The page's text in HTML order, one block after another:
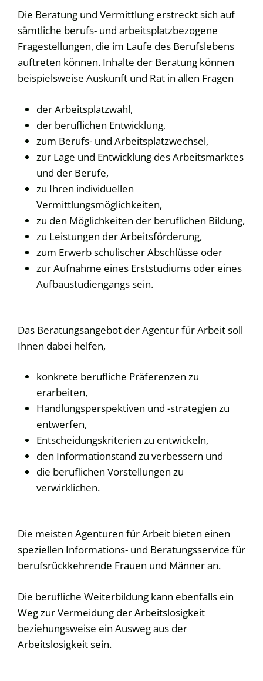
Die Beratung und Vermittlung erstreckt sich auf
sämtliche berufs- und arbeitsplatzbezogene
Fragestellungen, die im Laufe des Berufslebens
auftreten können. Inhalte der Beratung können
beispielsweise Auskunft und Rat in allen Fragen
der Arbeitsplatzwahl,
der beruflichen Entwicklung,
zum Berufs- und Arbeitsplatzwechsel,
zur Lage und Entwicklung des Arbeitsmarktes
und der Berufe,
zu Ihren individuellen
Vermittlungsmöglichkeiten,
zu den Möglichkeiten der beruflichen Bildung,
zu Leistungen der Arbeitsförderung,
zum Erwerb schulischer Abschlüsse oder
zur Aufnahme eines Erststudiums oder eines
Aufbaustudiengangs sein.
Das Beratungsangebot der Agentur für Arbeit soll
Ihnen dabei helfen,
konkrete berufliche Präferenzen zu
erarbeiten,
Handlungsperspektiven und -strategien zu
entwerfen,
Entscheidungskriterien zu entwickeln,
den Informationstand zu verbessern und
die beruflichen Vorstellungen zu
verwirklichen.
Die meisten Agenturen für Arbeit bieten einen
speziellen Informations- und Beratungsservice für
berufsrückkehrende Frauen und Männer an.
Die berufliche Weiterbildung kann ebenfalls ein
Weg zur Vermeidung der Arbeitslosigkeit
beziehungsweise ein Ausweg aus der
Arbeitslosigkeit sein.